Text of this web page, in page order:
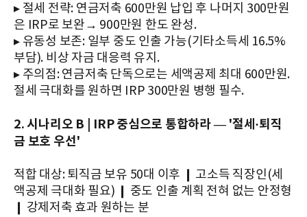
▸ 절세 전략: 연금저축 600만원 납입 후 나머지 300만원
은 IRP로 보완→ 900만원 한도 완성.
▸ 유동성 보존: 일부 중도 인출 가능(기타소득세 16.5%
부담). 비상 자금 대응력 유지.
▸ 주의점: 연금저축 단독으로는 세액공제 최대 600만원.
절세 극대화를 원하면 IRP 300만원 병행 필수.
2. 시나리오 B | IRP 중심으로 통합하라 — '절세·퇴직
금 보호 우선'
적합 대상: 퇴직금 보유 50대 이후 ❙ 고소득 직장인(세
액공제 극대화 필요) ❙ 중도 인출 계획 전혀 없는 안정형
❙ 강제저축 효과 원하는 분